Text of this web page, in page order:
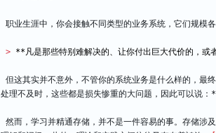
职业生涯中，你会接触不同类型的业务系统，它们规模
>
但这其实并不意外，不管你的系统业务是什么样的，最
处理不及时，这些都是损失惨重的大问题，因此可以说
然而，学习并精通存储，并不是一件容易的事。存储涉